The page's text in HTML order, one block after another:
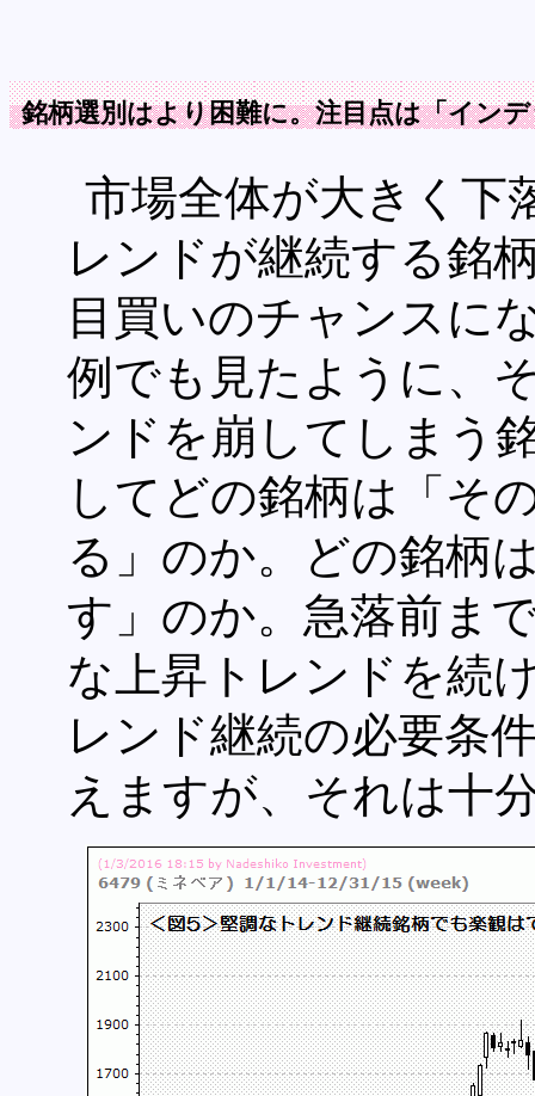
銘柄選別はより困難に。注目点は「イン
市場全体が大きく下
レンドが継続する銘
目買いのチャンスに
例でも見たように、
ンドを崩してしまう
してどの銘柄は「そ
る」のか。どの銘柄
す」のか。急落前ま
な上昇トレンドを続
レンド継続の必要条
えますが、それは十